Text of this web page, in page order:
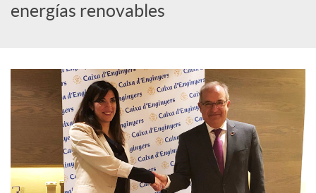
i
a
l
e
energías renovables